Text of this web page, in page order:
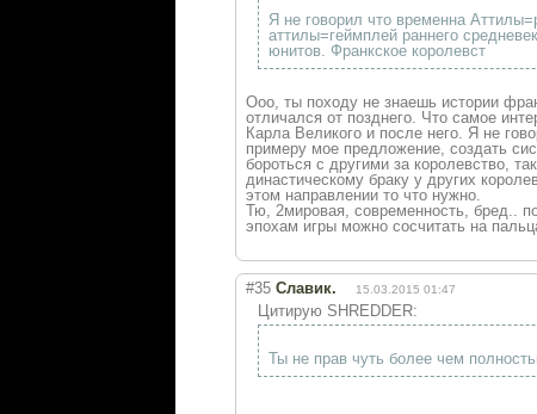
Я не говорил что временна
аттилы=геймплей раннего
юнитов. Франкское королевст
Ооо, ты походу не знаешь истории
отличался от позднего. Что самое
Карла Великого и после него. Я не
примеру мое предложение, создать
бороться с другими за королевство,
династическому браку у других
этом направлении то что нужно.
Тю, 2мировая, современность, бред..
эпохам игры можно сосчитать на
#35 Славик. 15.03.2015 01:47
Цитирую SHREDDER:
Ты не прав чуть более чем